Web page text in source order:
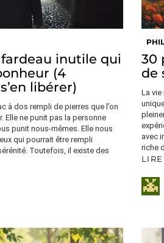
inutile qui
(4
libérer)
à dos rempli de pierres que l’on
Elle ne punit pas la personne
punit nous-mêmes. Elle nous
qui pourrait être rempli
Toutefois, il existe des
30
de
La vie
avec
riche
LIRE